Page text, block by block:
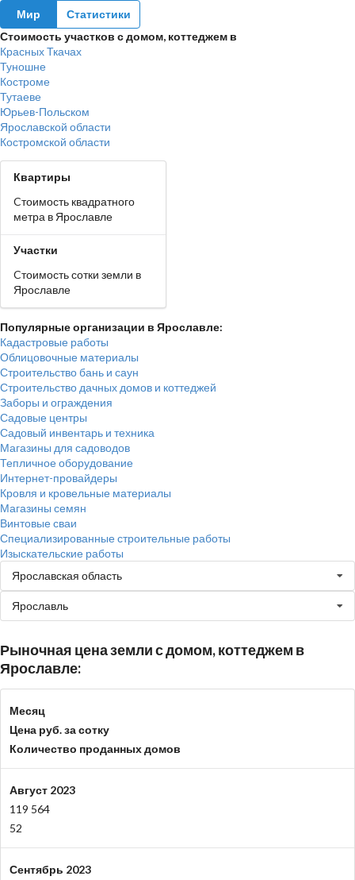
Мир
Статистики
Стоимость участков с домом, коттеджем в
Красных Ткачах
Туношне
Костроме
Тутаеве
Юрьев-Польском
Ярославской области
Костромской области
Квартиры
Cтоимость квадратного
метра в Ярославле
Участки
Cтоимость сотки земли в
Ярославле
Популярные организации в Ярославле:
Кадастровые работы
Облицовочные материалы
Строительство бань и саун
Строительство дачных домов и коттеджей
Заборы и ограждения
Садовые центры
Садовый инвентарь и техника
Магазины для садоводов
Тепличное оборудование
Интернет-провайдеры
Кровля и кровельные материалы
Магазины семян
Винтовые сваи
Специализированные строительные работы
Изыскательские работы
Ярославская область
Ярославль
Рыночная цена земли с домом, коттеджем в
Ярославле:
Месяц
Цена руб. за сотку
Количество проданных домов
Август 2023
119 564
52
Сентябрь 2023